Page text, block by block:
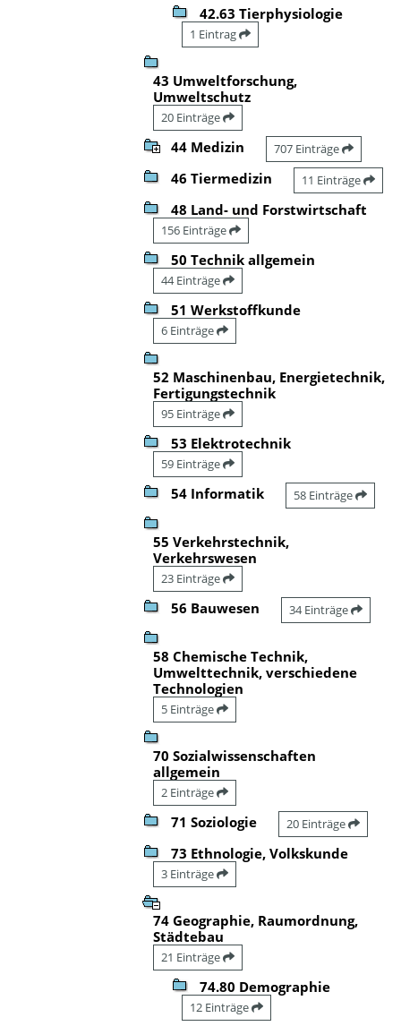
42.63 Tierphysiologie
1 Eintrag
43 Umweltforschung,
Umweltschutz
20 Einträge
44 Medizin 707 Einträge
46 Tiermedizin 11 Einträge
48 Land- und Forstwirtschaft
156 Einträge
50 Technik allgemein
44 Einträge
51 Werkstoffkunde
6 Einträge
52 Maschinenbau, Energietechnik,
Fertigungstechnik
95 Einträge
53 Elektrotechnik
59 Einträge
54 Informatik 58 Einträge
55 Verkehrstechnik,
Verkehrswesen
23 Einträge
56 Bauwesen 34 Einträge
58 Chemische Technik,
Umwelttechnik, verschiedene
Technologien
5 Einträge
70 Sozialwissenschaften
allgemein
2 Einträge
71 Soziologie 20 Einträge
73 Ethnologie, Volkskunde
3 Einträge
74 Geographie, Raumordnung,
Städtebau
21 Einträge
74.80 Demographie
12 Einträge